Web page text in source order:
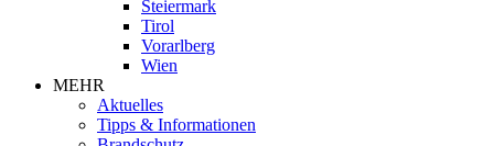
Steiermark
Tirol
Vorarlberg
Wien
MEHR
Aktuelles
Tipps & Informationen